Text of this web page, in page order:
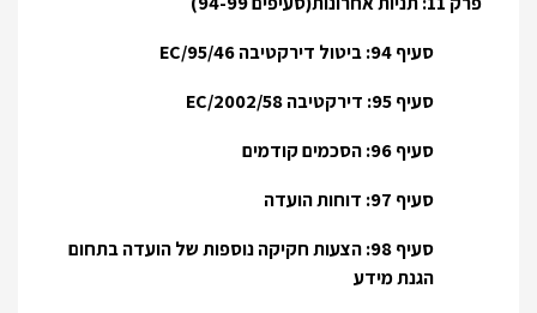
סעיף 94: ביטול דירקטיבה 95/46/EC
סעיף 95: דירקטיבה 2002/58/EC
סעיף 96: הסכמים קודמים
סעיף 97: דוחות הועדה
סעיף 98: הצעות חקיקה נוספות של הועדה בתחום
הגנת מידע